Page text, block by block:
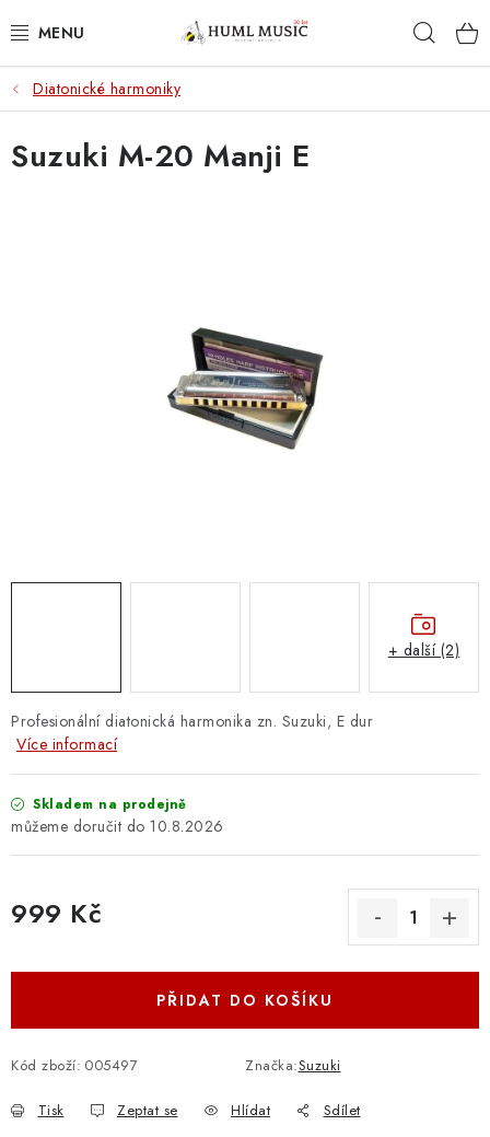
na
KYTARY
UKULELE
KYTAROVÉ PŘÍSLUŠENSTVÍ
OBCHODNÍ PODMÍNKY
ODSTOUPENÍ OD SMLOUVY
ZÁSADY ZPRACOVÁNÍ OSOBNÍCH ÚDAJŮ
OBCHODNÍ PODMÍNKY
ODSTOUPENÍ OD SMLOUVY
Diatonické harmoniky
Profesionální diatonická harmonika zn. Suzuki, E dur
Více informací
Skladem na prodejně
10.8.2026
999 Kč
PŘIDAT DO KOŠÍKU
Kód zboží: 005497 Značka:Suzuki
Tisk Zeptat se Hlídat Sdílet
Suzuki M-20 Manji E
+ další (2)